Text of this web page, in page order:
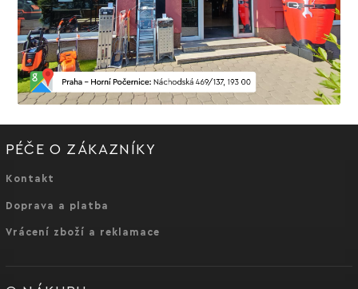
PÉČE O ZÁKAZNÍKY
Kontakt
Doprava a platba
Vrácení zboží a reklamace